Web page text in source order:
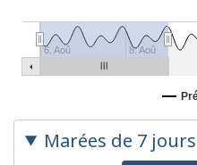
6. Aoû 8. Aoû
Marées de 7